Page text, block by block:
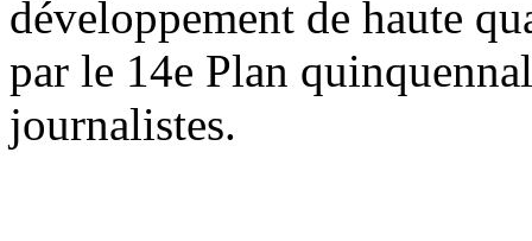
développement de haute
par le 14e Plan
journalistes.